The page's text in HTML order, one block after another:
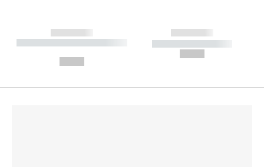
------------
----------- ----------- --------
------------
----------- -----------